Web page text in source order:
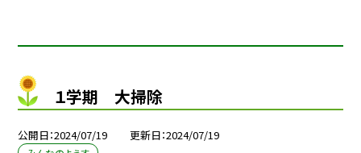
１学期 大掃除
公開日 2024/07/19 更新日 2024/07/19